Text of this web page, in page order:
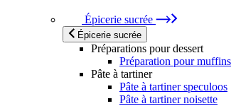
Épicerie sucrée
Épicerie sucrée
Préparations pour dessert
Préparation pour muffins
Pâte à tartiner
Pâte à tartiner speculoos
Pâte à tartiner noisette